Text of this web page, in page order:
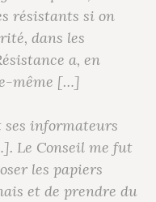
résistants si on
dans les
a, en
même […]
ses informateurs
Le Conseil me fut
les papiers
et de prendre du